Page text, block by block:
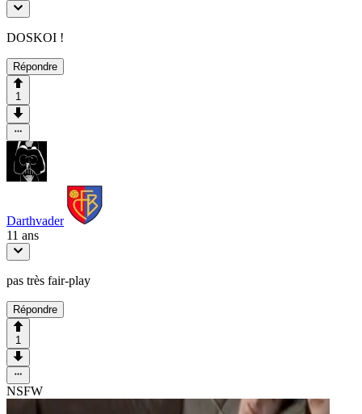
DOSKOI !
Répondre
1
Darthvader
11 ans
pas très fair-play
Répondre
1
NSFW